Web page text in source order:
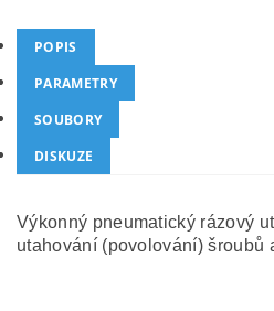
POPIS
PARAMETRY
SOUBORY
DISKUZE
Výkonný pneumatický rázový
utahování (povolování) šroubů